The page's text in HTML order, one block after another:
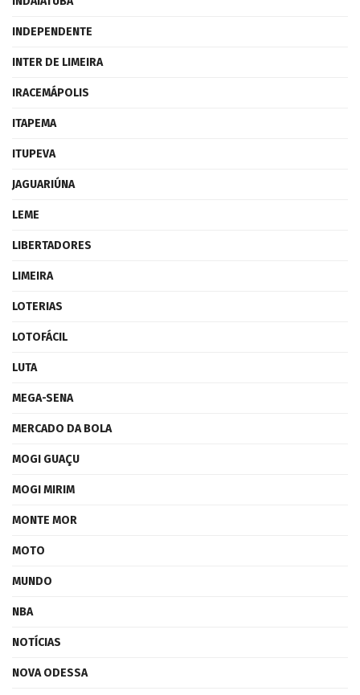
INDEPENDENTE
INTER DE LIMEIRA
IRACEMÁPOLIS
ITAPEMA
ITUPEVA
JAGUARIÚNA
LEME
LIBERTADORES
LIMEIRA
LOTERIAS
LOTOFÁCIL
LUTA
MEGA-SENA
MERCADO DA BOLA
MOGI GUAÇU
MOGI MIRIM
MONTE MOR
MOTO
MUNDO
NBA
NOTÍCIAS
NOVA ODESSA